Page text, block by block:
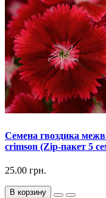
Семена гвоздика
crimson (Zip-пакет 5
25.00 грн.
В корзину